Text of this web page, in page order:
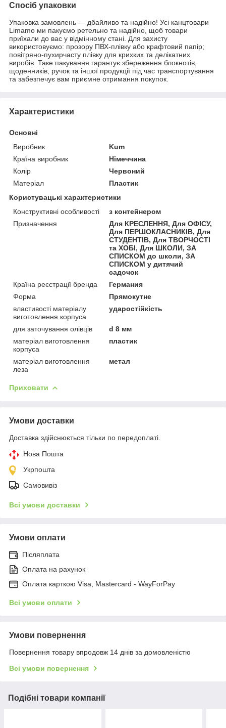
Спосіб упаковки
Упаковка замовлень — дбайливо та надійно! Усі канцтовари
Limamo ми пакуємо ретельно та надійно, щоб товари
приїхали до вас у відмінному стані. Для захисту
використовуємо: прозору ПВХ-плівку або крафтовий папір;
повітряно-пухирчасту плівку для крихких та делікатних
виробів. Таке пакування гарантує збереження блокнотів,
щоденників, ручок та іншої продукції під час транспортування
та забезпечує вам приємне отримання покупок.
Характеристики
Основні
Виробник
Kum
Країна виробник
Німеччина
Колір
Червоний
Матеріал
Пластик
Користувацькі характеристики
Конструктивні особливості
з контейнером
Призначення
Для КРЕСЛЕННЯ, Для ОФІСУ,
Для ПЕРШОКЛАСНИКІВ, Для
СТУДЕНТІВ, Для ТВОРЧОСТІ
та ХОБІ, Для ШКОЛИ, ЗА
СПИСКОМ до школи, ЗА
СПИСКОМ у дитячий
садочок
Країна реєстрації бренда
Германия
Форма
Прямокутне
властивості матеріалу
виготовлення корпуса
ударостійкість
для заточування олівців
d 8 мм
матеріал виготовлення
корпуса
пластик
матеріал виготовлення
леза
метал
Приховати
Умови доставки
Доставка здійснюється тільки по передоплаті.
Нова Пошта
Укрпошта
Самовивіз
Всі умови доставки
Умови оплати
Післяплата
Оплата на рахунок
Оплата карткою Visa, Mastercard - WayForPay
Всі умови оплати
Умови повернення
Повернення товару впродовж 14 днів за домовленістю
Всі умови повернення
Подібні товари компанії